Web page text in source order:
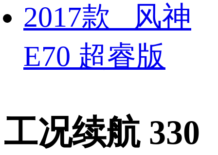
2017款 风神
E70 超睿版
工况续航 330